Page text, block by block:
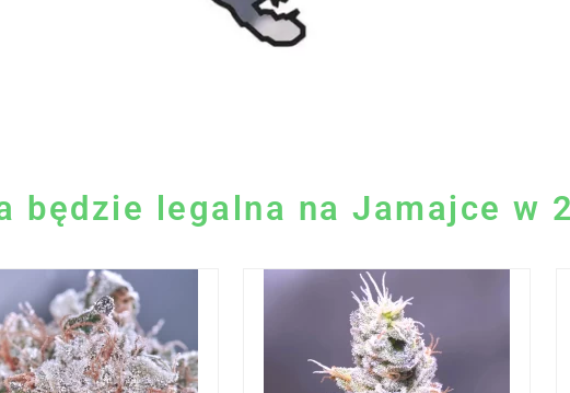
będzie legalna na Jamajce w